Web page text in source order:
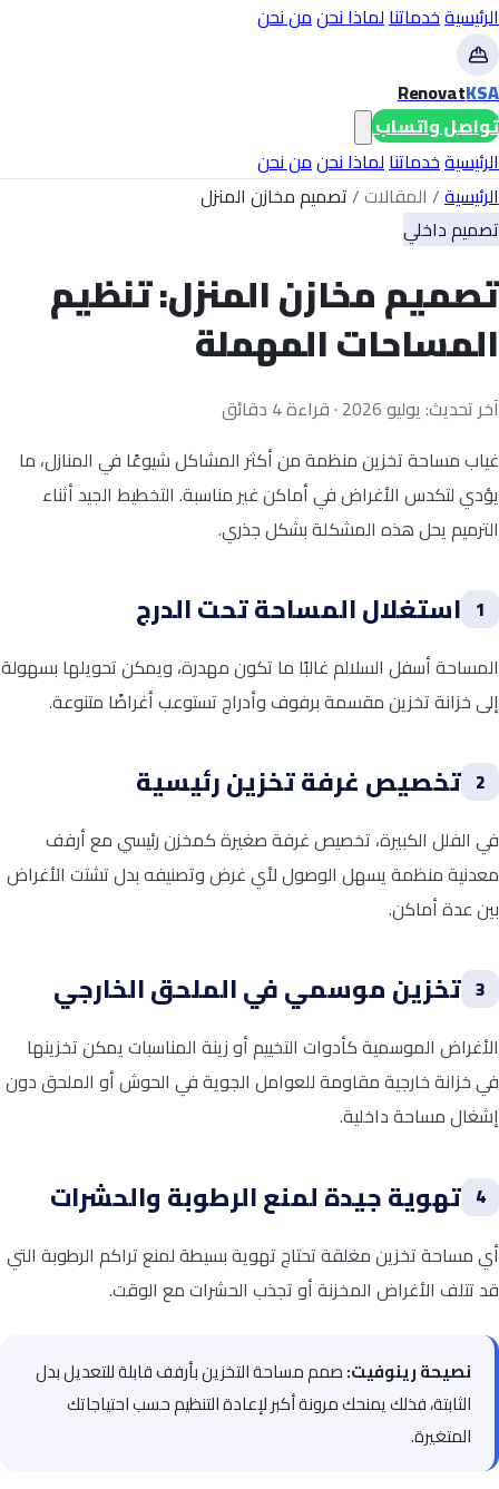
الرئيسيةخدماتنالماذا نحنمن نحن
RenovatKSA
تواصل واتساب
الرئيسيةخدماتنالماذا نحنمن نحن
الرئيسية/ المقالات/تصميم مخازن المنزل
تصميم داخلي
تصميم مخازن المنزل: تنظيم
المساحات المهملة
آخر تحديث: يوليو 2026 · قراءة 4 دقائق
غياب مساحة تخزين منظمة من أكثر المشاكل شيوعًا في المنازل، ما
يؤدي لتكدس الأغراض في أماكن غير مناسبة. التخطيط الجيد أثناء
الترميم يحل هذه المشكلة بشكل جذري.
1 استغلال المساحة تحت الدرج
المساحة أسفل السلالم غالبًا ما تكون مهدرة، ويمكن تحويلها بسهولة
إلى خزانة تخزين مقسمة برفوف وأدراج تستوعب أغراضًا متنوعة.
2 تخصيص غرفة تخزين رئيسية
في الفلل الكبيرة، تخصيص غرفة صغيرة كمخزن رئيسي مع أرفف
معدنية منظمة يسهل الوصول لأي غرض وتصنيفه بدل تشتت الأغراض
بين عدة أماكن.
3 تخزين موسمي في الملحق الخارجي
الأغراض الموسمية كأدوات التخييم أو زينة المناسبات يمكن تخزينها
في خزانة خارجية مقاومة للعوامل الجوية في الحوش أو الملحق دون
إشغال مساحة داخلية.
4 تهوية جيدة لمنع الرطوبة والحشرات
أي مساحة تخزين مغلقة تحتاج تهوية بسيطة لمنع تراكم الرطوبة التي
قد تتلف الأغراض المخزنة أو تجذب الحشرات مع الوقت.
نصيحة رينوفيت:صمم مساحة التخزين بأرفف قابلة للتعديل بدل
الثابتة، فذلك يمنحك مرونة أكبر لإعادة التنظيم حسب احتياجاتك
المتغيرة.